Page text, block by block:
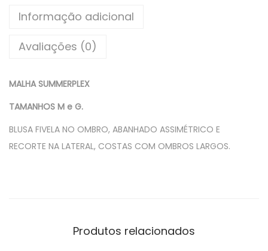
Informação adicional
Avaliações (0)
MALHA SUMMERPLEX
TAMANHOS M e G.
BLUSA FIVELA NO OMBRO, ABANHADO ASSIMÉTRICO E
RECORTE NA LATERAL, COSTAS COM OMBROS LARGOS.
Produtos relacionados